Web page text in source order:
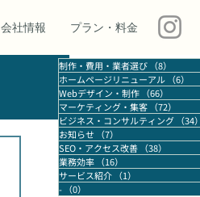
会社情報 プラン・料金
制作・費用・業者選び （8）
ホームページリニューアル （6）
Webデザイン・制作 （66）
マーケティング・集客 （72）
ビジネス・コンサルティング （34
お知らせ
（7）
SEO・アクセス改善 （38）
業務効率 （16）
サービス紹介 （1）
- （0）